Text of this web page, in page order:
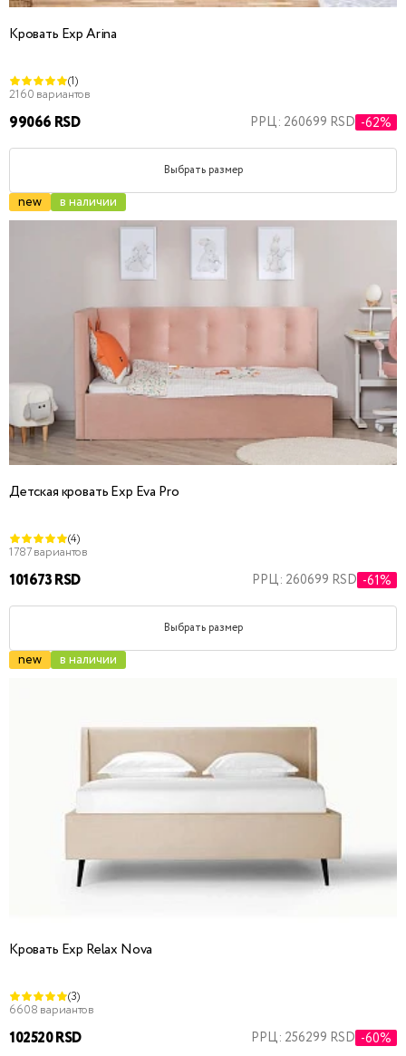
Кровать Exp Arina
(1)
2160 вариантов
99066 RSD РРЦ: 260699 RSD -62%
Выбрать размер
new в наличии
Детская кровать Exp Eva Pro
(4)
1787 вариантов
101673 RSD РРЦ: 260699 RSD -61%
Выбрать размер
new в наличии
Кровать Exp Relax Nova
(3)
6608 вариантов
102520 RSD РРЦ: 256299 RSD -60%